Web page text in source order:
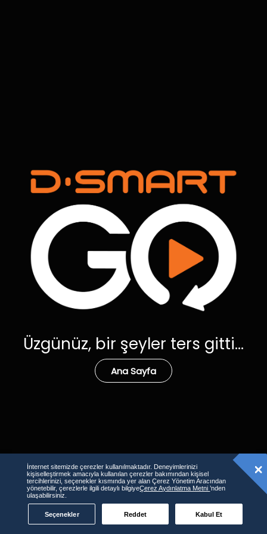
Üzgünüz, bir şeyler ters gitti...
Ana Sayfa
İnternet sitemizde çerezler kullanılmaktadır. Deneyimlerinizi
kişiselleştirmek amacıyla kullanılan çerezler bakımından kişisel
tercihlerinizi, seçenekler kısmında yer alan Çerez Yönetim Aracından
yönetebilir, çerezlerle ilgili detaylı bilgiyeÇerez Aydınlatma Metni’nden
ulaşabilirsiniz.
Seçenekler Reddet Kabul Et